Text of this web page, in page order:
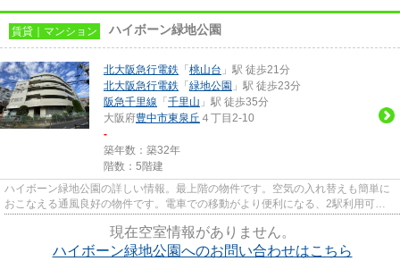
賃貸｜マンション ハイボーン緑地公園
北大阪急行電鉄 「 桃山台 」駅 徒歩21分
北大阪急行電鉄 「 緑地公園 」駅 徒歩23分
阪急千里線 「 千里山 」駅 徒歩35分
大阪府豊中市東泉丘 ４丁目2-10
-
築年数：築32年
階数：5階建
ハイボーン緑地公園の詳しい情報。最上階の物件です。空気の入れ替えも簡単に
おこなえる通風良好の物件です。電車での移動がより便利になる、2駅利用可能
現在空室情報がありません。
ハイボーン緑地公園へのお問い合わせはこちら